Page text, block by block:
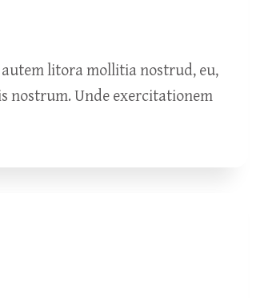
litora mollitia nostrud, eu,
nostrum. Unde exercitationem